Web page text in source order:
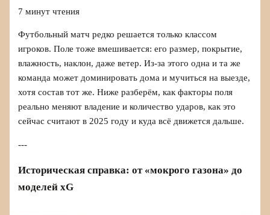
7 минут чтения
Футбольный матч редко решается только классом
игроков. Поле тоже вмешивается: его размер, покрытие,
влажность, наклон, даже ветер. Из-за этого одна и та же
команда может доминировать дома и мучиться на выезде,
хотя состав тот же. Ниже разберём, как факторы поля
реально меняют владение и количество ударов, как это
сейчас считают в 2025 году и куда всё движется дальше.
---
Историческая справка: от «мокрого газона» до
моделей xG